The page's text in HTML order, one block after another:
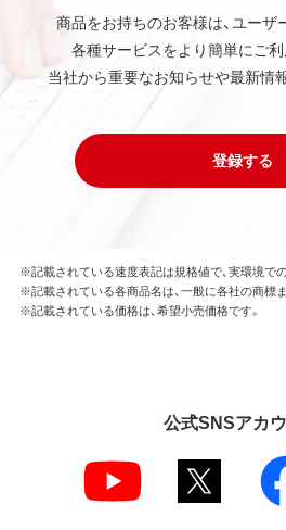
商品をお持ちのお客様は、ユー
各種サービスをより簡単にご利
当社から重要なお知らせや最新情
登録する
※記載されている速度表記は規格値で、実環境で
※記載されている各商品名は、一般に各社の商標
※記載されている価格は、希望小売価格です。
公式SNSアカ